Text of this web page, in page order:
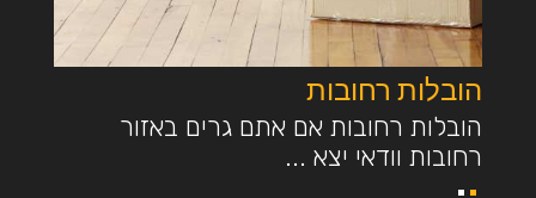
הובלות רחובות
הובלות רחובות אם אתם גרים באזור
רחובות וודאי יצא ...